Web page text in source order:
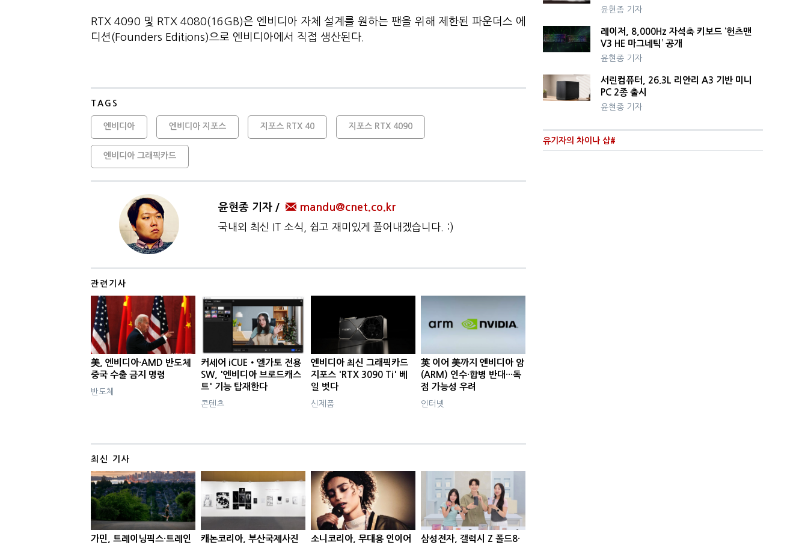
RTX 4090 및 RTX 4080(16GB)은 엔비디아 자체 설계를 원하는 팬을 위해 제한된 파운더스 에
디션(Founders Editions)으로 엔비디아에서 직접 생산된다.
TAGS
엔비디아 엔비디아 지포스 지포스 RTX 40 지포스 RTX 4090
엔비디아 그래픽카드
윤현종 기자 mandu@cnet.co.kr
국내외 최신 IT 소식, 쉽고 재미있게 풀어내겠습니다. :)
관련기사
美, 엔비디아·AMD 반도체
중국 수출 금지 명령
반도체
커세어 iCUE‧엘가토 전용
SW, '엔비디아 브로드캐스
트' 기능 탑재한다
콘텐츠
엔비디아 최신 그래픽카드
지포스 'RTX 3090 Ti' 베
일 벗다
신제품
英 이어 美까지 엔비디아 암
(ARM) 인수·합병 반대···독
점 가능성 우려
인터넷
최신 기사
가민, 트레이닝픽스·트레인 캐논코리아, 부산국제사진 소니코리아, 무대용 인이어 삼성전자, 갤럭시 Z 폴드8·
윤현종 기자
레이저, 8,000Hz 자석축 키보드 ‘헌츠맨
V3 HE 마그네틱’ 공개
윤현종 기자
서린컴퓨터, 26.3L 리안리 A3 기반 미니
PC 2종 출시
윤현종 기자
유기자의 차이나 샵#